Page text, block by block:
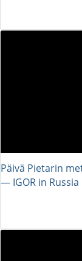
Päivä Pietarin
― IGOR in Russia